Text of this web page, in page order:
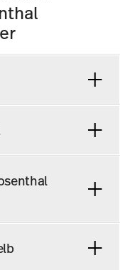
rund um das
an oder
Outlet